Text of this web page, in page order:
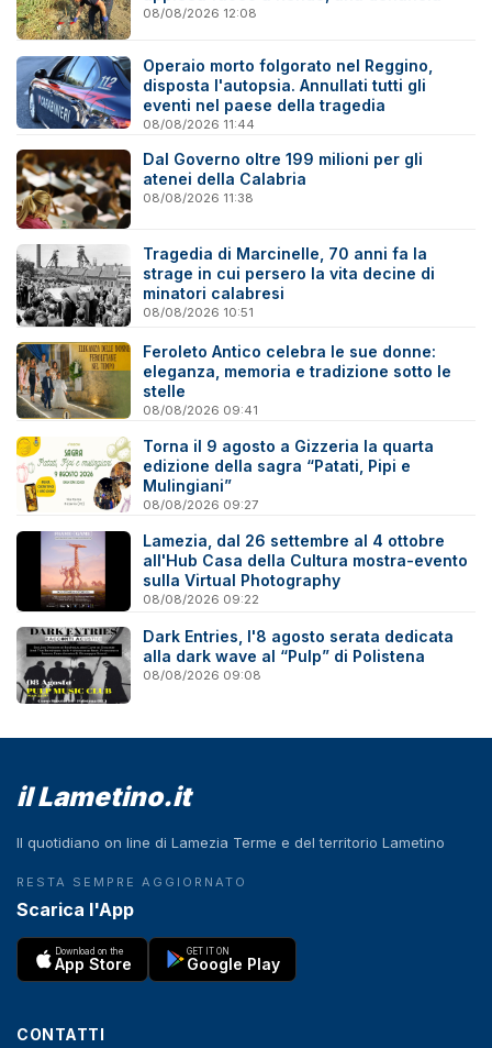
08/08/2026 12:08
Operaio morto folgorato nel Reggino,
disposta l'autopsia. Annullati tutti gli
eventi nel paese della tragedia
08/08/2026 11:44
Dal Governo oltre 199 milioni per gli
atenei della Calabria
08/08/2026 11:38
Tragedia di Marcinelle, 70 anni fa la
strage in cui persero la vita decine di
minatori calabresi
08/08/2026 10:51
Feroleto Antico celebra le sue donne:
eleganza, memoria e tradizione sotto le
stelle
08/08/2026 09:41
Torna il 9 agosto a Gizzeria la quarta
edizione della sagra “Patati, Pipi e
Mulingiani”
08/08/2026 09:27
Lamezia, dal 26 settembre al 4 ottobre
all'Hub Casa della Cultura mostra-evento
sulla Virtual Photography
08/08/2026 09:22
Dark Entries, l'8 agosto serata dedicata
alla dark wave al “Pulp” di Polistena
08/08/2026 09:08
il Lametino.it
Il quotidiano on line di Lamezia Terme e del territorio Lametino
RESTA SEMPRE AGGIORNATO
Scarica l'App
Download on the
App Store
GET IT ON
Google Play
CONTATTI